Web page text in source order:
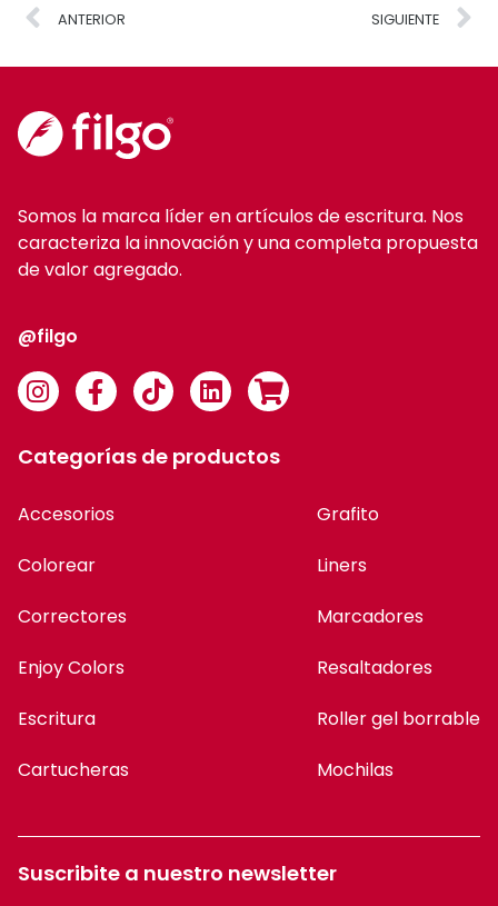
ANTERIOR SIGUIENTE
Somos la marca líder en artículos de escritura. Nos
caracteriza la innovación y una completa propuesta
de valor agregado.
@filgo
Categorías de productos
Accesorios
Colorear
Correctores
Enjoy Colors
Escritura
Cartucheras
Grafito
Liners
Marcadores
Resaltadores
Roller gel borrable
Mochilas
Suscribite a nuestro newsletter